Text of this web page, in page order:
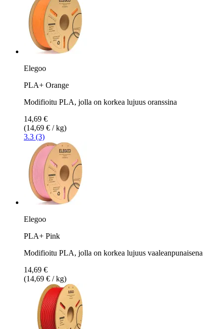
Elegoo
PLA+ Orange
Modifioitu PLA, jolla on korkea lujuus oranssina
14,69 €
(14,69 € / kg)
3.3 (3)
Elegoo
PLA+ Pink
Modifioitu PLA, jolla on korkea lujuus vaaleanpunaisena
14,69 €
(14,69 € / kg)